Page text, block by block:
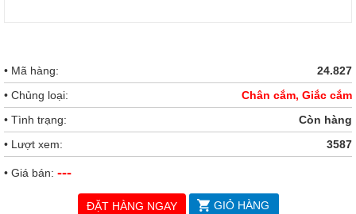
• Mã hàng:
24.827
• Chủng loại:
Chân cắm, Giắc cắm
• Tình trạng:
Còn hàng
• Lượt xem:
3587
• Giá bán: ---
ĐẶT HÀNG NGAY GIỎ HÀNG